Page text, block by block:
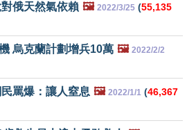
俄天然氣依賴 🖼️ 2022/3/25 (55,135
烏克蘭計劃增兵10萬 🖼️ 2022/2/2
罵爆：讓人窒息 🖼️ 2022/1/1 (46,367